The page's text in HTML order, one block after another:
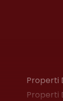
Properti
Properti